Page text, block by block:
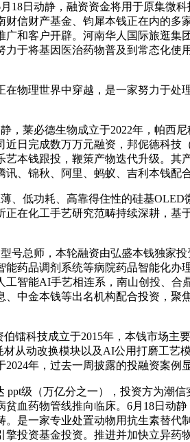
18日动静，融资资金将用于原集微
信财产基金、钧犀本钱正在内的
和客户开辟。河南华人国际旅逛
于将基因医治药物普及到常态化
理世界中穿越，是一家努力于处
莱必德生物成立于2022年，帕西
日完成数万万元融资，邦伲德科
本钱跟投，鞭策产物迭代升级。
、锦秋、阿里、蚂蚁、吉利本钱配合
低功耗、高靠得住性的硅基
在化工手艺研究范畴持续深耕，
总师，本轮融资由弘盛本钱独家
药品调剂系统等病院药品智能化
智能AI手艺相连系，南山创投、
中金本钱等出名机构配合投资，
科技成立于2015年，本钱市场主
从动改换模块以及AI公用打磨工
年，过去一周披露的投融资案例
级（万亿分之一），投资方为潮信
血药物管线推向临床。6月18日动
是一家专业处置动物用抗生素替
投资基金投资。推进并加快立异药